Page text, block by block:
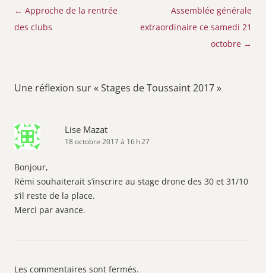
Navigation
des
← Approche de la rentrée
des clubs
Assemblée générale
extraordinaire ce samedi 21
octobre →
Une réflexion sur « Stages de Toussaint 2017»
Lise Mazat
18 octobre 2017 à 16 h 27
Bonjour,
Rémi souhaiterait s’inscrire au stage drone des 30 et 31/10
s’il reste de la place.
Merci par avance.
Les commentaires sont fermés.